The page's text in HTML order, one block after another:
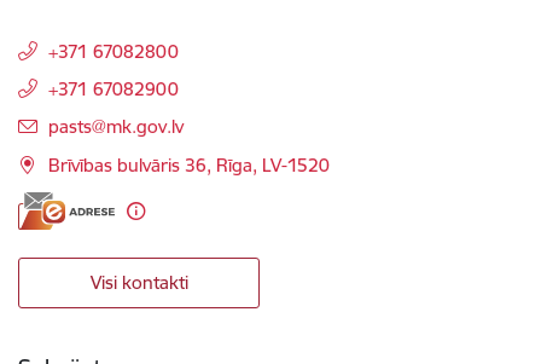
+371 67082800
+371 67082900
E-pasts:
pasts@mk.gov.lv
Brīvības bulvāris 36, Rīga, LV-1520
Visi kontakti